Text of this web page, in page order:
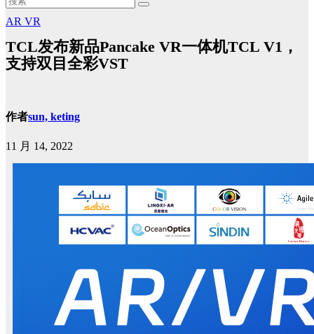
AR VR
TCL发布新品Pancake VR一体机TCL V1，
支持双目全彩VST
作者sun, keting
11 月 14, 2022